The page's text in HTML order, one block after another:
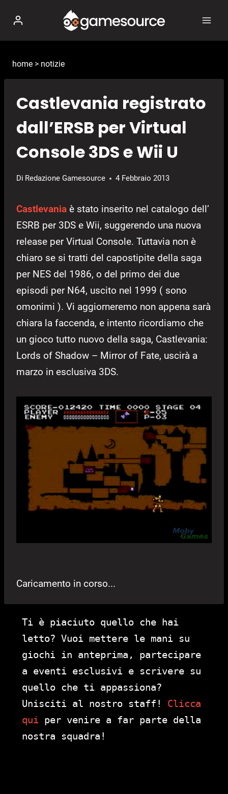
contenuto
home > notizie
Castlevania registrato
dall’ERSB per Virtual
Console 3DS e Wii U
Di Redazione Gamesource 4 Febbraio 2013
Castlevania è stato inserito nel catalogo dell’
ESRB per 3DS e Wii, suggerendo una nuova
release per Virtual Console. Tuttavia non è
chiaro se si tratti del capostipite della saga
per NES del 1986, o del primo dei due
episodi per N64, uscito nel 1999 ( sono
omonimi ). Vi aggiorneremo non appena sarà
chiara la faccenda, e intento ricordiamo che
un gioco tutto nuovo della saga, Castlevania:
Lords of Shadow – Mirror of Fate, uscirà a
marzo in esclusiva 3DS.
Caricamento in corso...
Ti è piaciuto quello che hai
letto? Vuoi mettere le mani su
giochi in anteprima, partecipare
a eventi esclusivi e scrivere su
quello che ti appassiona?
Unisciti al nostro staff! Clicca
qui per venire a far parte della
nostra squadra!